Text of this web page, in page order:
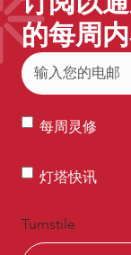
的每周
电
子
件
每
灵
每周灵修
灯
快
灯塔快讯
Turnstile